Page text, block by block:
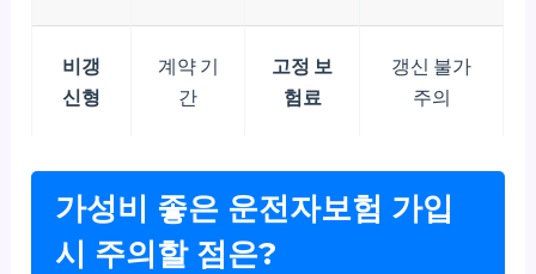
비갱
신형
계약 기
간
고정 보
험료
갱신 불가
주의
가성비 좋은 운전자보험 가입
시 주의할 점은?